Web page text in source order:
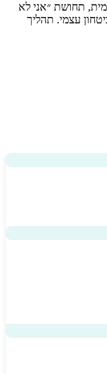
תחושת ״אני לא
עצמי. תהליך